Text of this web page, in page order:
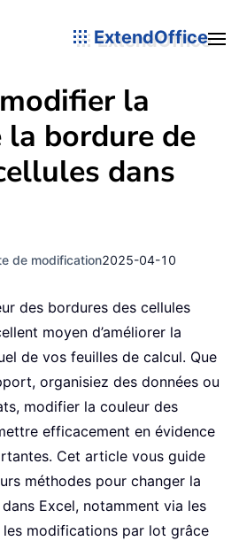
ExtendOffice
la
la bordure de
dans
de modification2025-04-10
des bordures des cellules
moyen d’améliorer la
de vos feuilles de calcul. Que
organisiez des données ou
modifier la couleur des
efficacement en évidence
Cet article vous guide
méthodes pour changer la
Excel, notamment via les
les modifications par lot grâce